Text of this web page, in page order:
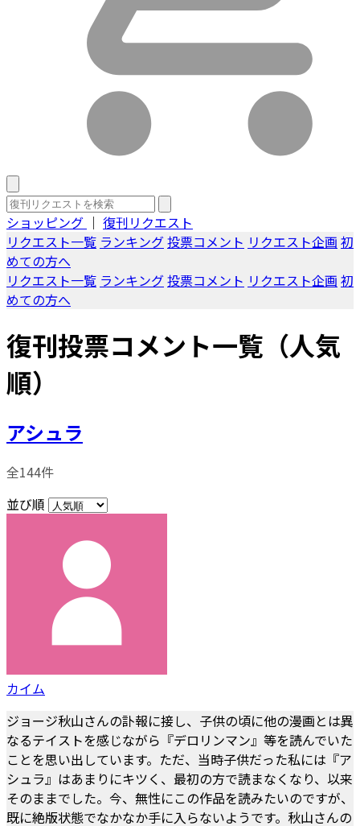
ショッピング ｜ 復刊リクエスト
リクエスト一覧 ランキング投票コメント リクエスト企画 初
めての方へ
リクエスト一覧 ランキング投票コメント リクエスト企画 初
めての方へ
復刊投票コメント一覧（人気
順）
アシュラ
全144件
並び順
カイム
ジョージ秋山さんの訃報に接し、子供の頃に他の漫画とは異
なるテイストを感じながら『デロリンマン』等を読んでいた
ことを思い出しています。ただ、当時子供だった私には『ア
シュラ』はあまりにキツく、最初の方で読まなくなり、以来
そのままでした。今、無性にこの作品を読みたいのですが、
既に絶版状態でなかなか手に入らないようです。秋山さんの